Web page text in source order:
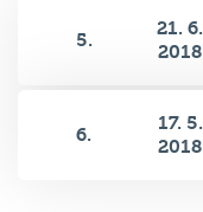
5.
21. 6.
2018
6.
17. 5.
2018